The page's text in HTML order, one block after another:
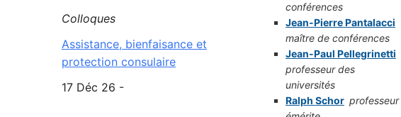
Colloques
Assistance, bienfaisance et
protection consulaire
17 Déc 26 -
conférences
Jean-Pierre Pantalacci
maître de conférences
Jean-Paul Pellegrinetti
professeur des
universités
Ralph Schor professeur